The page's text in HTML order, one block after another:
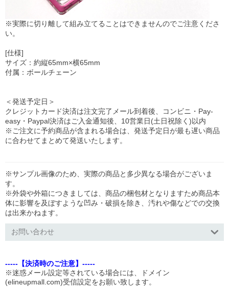
※実際に切り離して組み立てることはできませんのでご注意くださ
い。
[仕様]
サイズ：約縦65mm×横65mm
付属：ボールチェーン
＜発送予定日＞
クレジットカード決済は注文完了メール到着後、コンビニ・Pay-
easy・Paypal決済はご入金通知後、10営業日(土日祝除く)以内
※ご注文に予約商品が含まれる場合は、発送予定日が最も遅い商品
に合わせてまとめて発送いたします。
※サンプル画像のため、実際の商品と多少異なる場合がございま
す。
※外袋や外箱につきましては、商品の梱包材となりますため商品本
体に影響を及ぼすような凹み・破損を除き、汚れや傷などでの交換
は出来かねます。
お問い合わせ
-----【決済時のご注意】-----
※迷惑メール設定等されている場合には、ドメイン
(elineupmall.com)受信設定をお願い致します。